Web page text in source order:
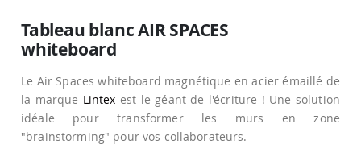
début
de
Galerie
d’images
Tableau blanc AIR SPACES
whiteboard
Le Air Spaces whiteboard magnétique en acier émaillé de
la marque Lintex est le géant de l'écriture ! Une solution
idéale pour transformer les murs en zone
"brainstorming" pour vos collaborateurs.